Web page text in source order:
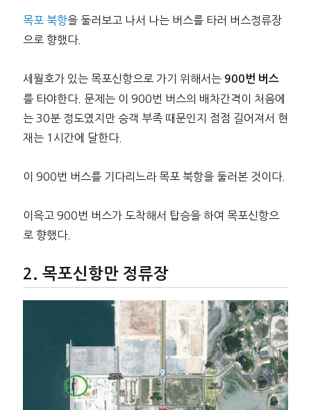
목포 북항을 둘러보고 나서 나는 버스를 타러 버스정류장
으로 향했다.
세월호가 있는 목포신항으로 가기 위해서는 900번 버스
를 타야한다. 문제는 이 900번 버스의 배차간격이 처음에
는 30분 정도였지만 승객 부족 때문인지 점점 길어져서 현
재는 1시간에 달한다.
이 900번 버스를 기다리느라 목포 북항을 둘러본 것이다.
이윽고 900번 버스가 도착해서 탑승을 하여 목포신항으
로 향했다.
목포신항만 정류장